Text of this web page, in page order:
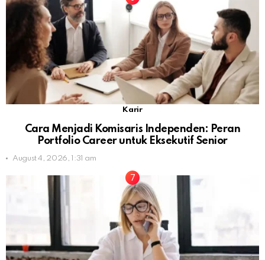
Karir
Cara Menjadi Komisaris Independen: Peran
Portfolio Career untuk Eksekutif Senior
August 4, 2026, 1:31 am